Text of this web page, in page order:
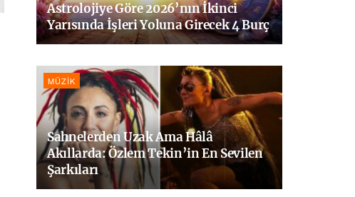
Astrolojiye Göre 2026’nın İkinci
Yarısında İşleri Yoluna Girecek 4 Burç
MÜZIK
Sahnelerden Uzak Ama Hâlâ
Akıllarda: Özlem Tekin’in En Sevilen
Şarkıları